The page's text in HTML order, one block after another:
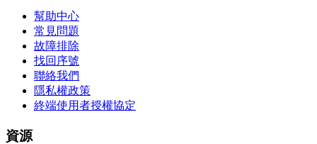
幫助中心
常見問題
故障排除
找回序號
聯絡我們
隱私權政策
終端使用者授權協定
資源